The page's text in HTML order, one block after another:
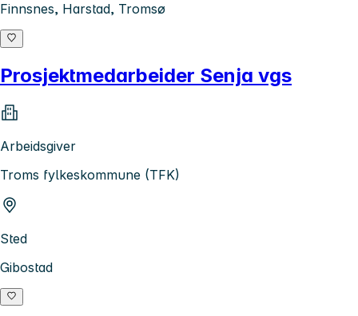
Finnsnes, Harstad, Tromsø
Prosjektmedarbeider Senja vgs
Arbeidsgiver
Troms fylkeskommune (TFK)
Sted
Gibostad